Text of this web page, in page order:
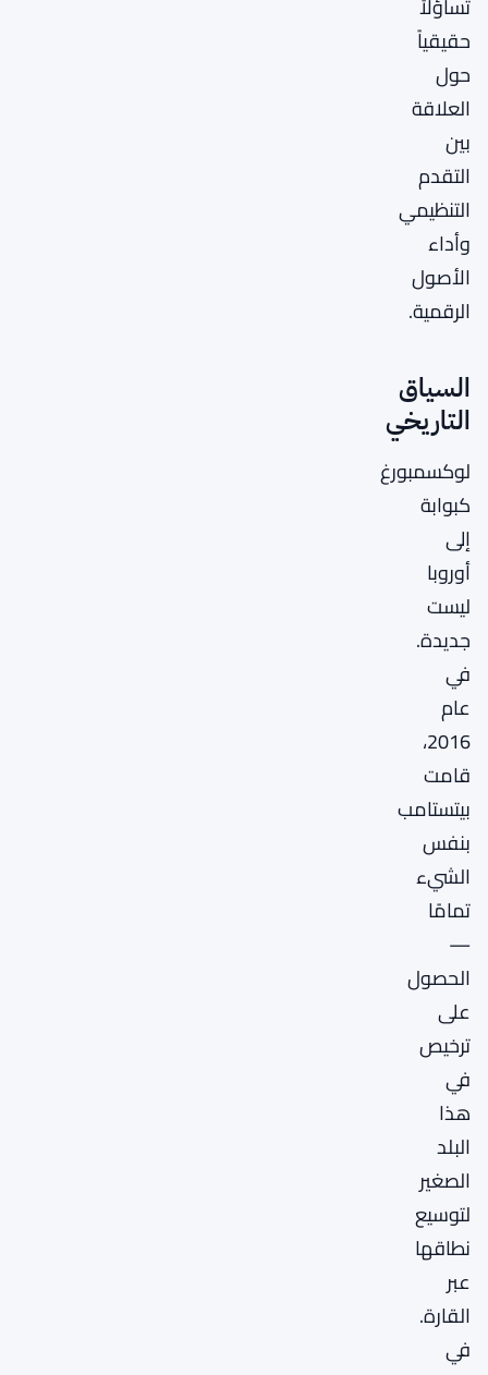
حقيقياً
حول
العلاقة
بين
التقدم
التنظيمي
وأداء
الأصول
الرقمية.
السياق
التاريخي
لوكسمبورغ
كبوابة
إلى
أوروبا
ليست
جديدة.
في
عام
2016،
قامت
بيتستامب
بنفس
الشيء
تمامًا
—
الحصول
على
ترخيص
في
هذا
البلد
الصغير
لتوسيع
نطاقها
عبر
القارة.
في